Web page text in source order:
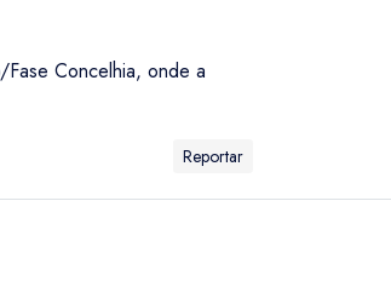
Concelhia, onde a
Reportar